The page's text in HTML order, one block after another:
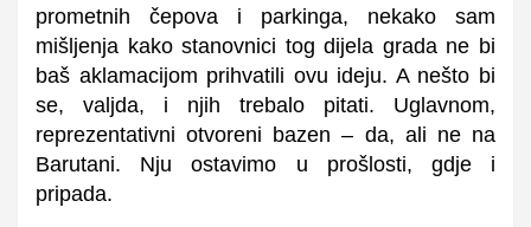
prometnih čepova i parkinga, nekako sam
mišljenja kako stanovnici tog dijela grada ne bi
baš aklamacijom prihvatili ovu ideju. A nešto bi
se, valjda, i njih trebalo pitati. Uglavnom,
reprezentativni otvoreni bazen – da, ali ne na
Barutani. Nju ostavimo u prošlosti, gdje i
pripada.